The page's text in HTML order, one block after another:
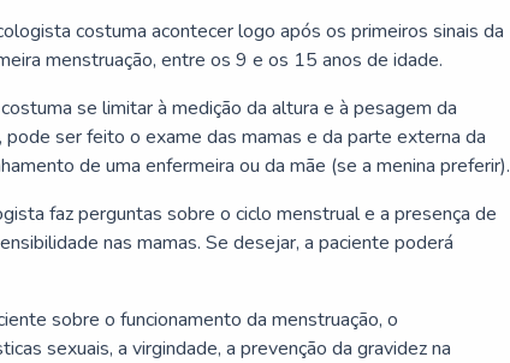
costuma acontecer logo após os primeiros sinais da
menstruação, entre os 9 e os 15 anos de idade.
se limitar à medição da altura e à pesagem da
ser feito o exame das mamas e da parte externa da
de uma enfermeira ou da mãe (se a menina preferir).
faz perguntas sobre o ciclo menstrual e a presença de
nas mamas. Se desejar, a paciente poderá
sobre o funcionamento da menstruação, o
sexuais, a virgindade, a prevenção da gravidez na